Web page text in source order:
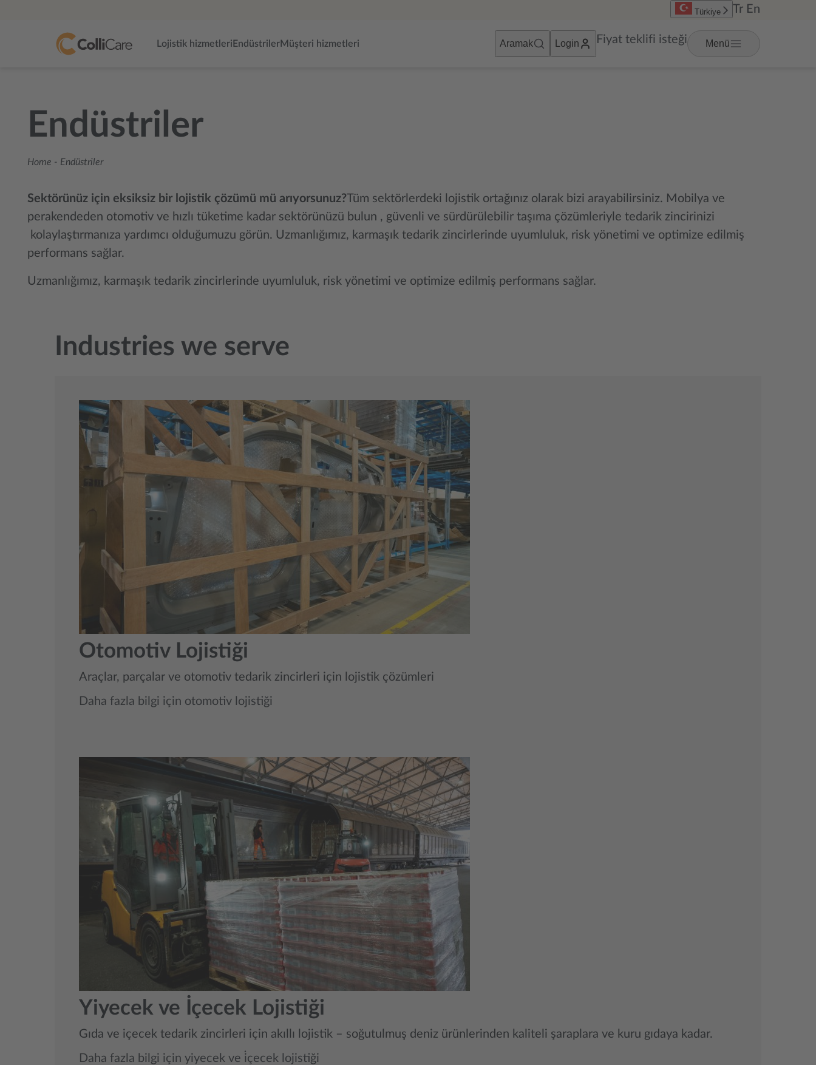
Lojistik hizmetleri EndüstrilerMüşteri hizmetleri Aramak Login Fiyat teklifi isteği Menü
Türkiye Tr En
Endüstriler
Home - Endüstriler
Sektörünüz için eksiksiz bir lojistik çözümü mü arıyorsunuz? Tüm sektörlerdeki lojistik ortağınız olarak bizi arayabilirsiniz. Mobilya ve
perakendeden otomotiv ve hızlı tüketime kadar sektörünüzü bulun , güvenli ve sürdürülebilir taşıma çözümleriyle tedarik zincirinizi
kolaylaştırmanıza yardımcı olduğumuzu görün. Uzmanlığımız, karmaşık tedarik zincirlerinde uyumluluk, risk yönetimi ve optimize edilmiş
performans sağlar.
Uzmanlığımız, karmaşık tedarik zincirlerinde uyumluluk, risk yönetimi ve optimize edilmiş performans sağlar.
Industries we serve
Otomotiv Lojistiği
Araçlar, parçalar ve otomotiv tedarik zincirleri için lojistik çözümleri
Daha fazla bilgi için otomotiv lojistiği
Yiyecek ve İçecek Lojistiği
Gıda ve içecek tedarik zincirleri için akıllı lojistik – soğutulmuş deniz ürünlerinden kaliteli şaraplara ve kuru gıdaya kadar.
Daha fazla bilgi için yiyecek ve i̇çecek lojistiği